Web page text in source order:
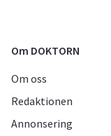
Om DOKTORN
Om oss
Redaktionen
Annonsering